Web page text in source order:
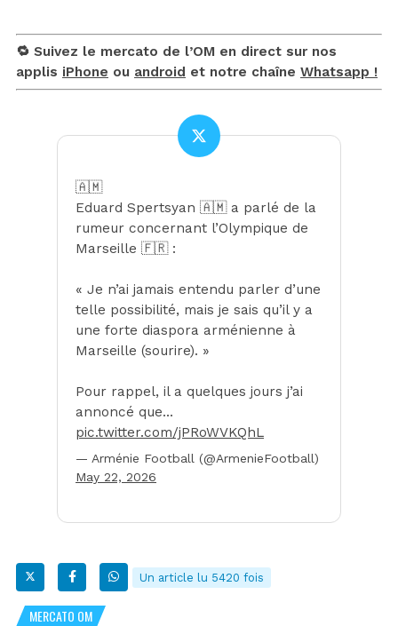
🔁 Suivez le mercato de l’OM en direct sur nos
applis iPhone ou android et notre chaîne Whatsapp !
🇦🇲
Eduard Spertsyan 🇦🇲 a parlé de la
rumeur concernant l’Olympique de
Marseille 🇫🇷 :
« Je n’ai jamais entendu parler d’une
telle possibilité, mais je sais qu’il y a
une forte diaspora arménienne à
Marseille (sourire). »
Pour rappel, il a quelques jours j’ai
annoncé que…
pic.twitter.com/jPRoWVKQhL
— Arménie Football (@ArmenieFootball)
May 22, 2026
Un article lu 5420 fois
MERCATO OM